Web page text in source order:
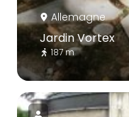
Allemagne
Jardin Vortex
187 m